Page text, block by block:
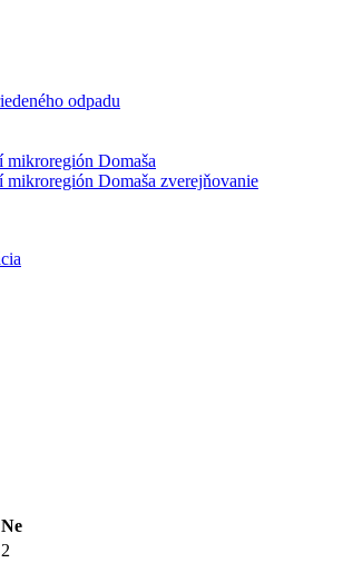
odpadu
mikroregión Domaša
mikroregión Domaša zverejňovanie
Ne
2